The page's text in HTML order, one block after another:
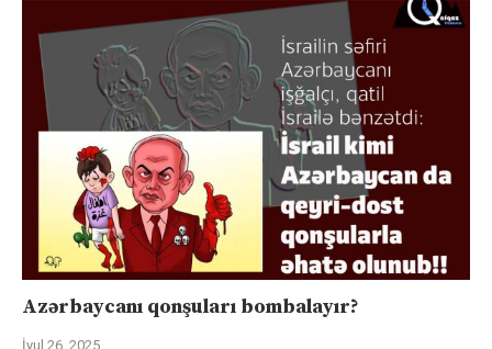
Azərbaycanı qonşuları bombalayır?
İyul 26, 2025